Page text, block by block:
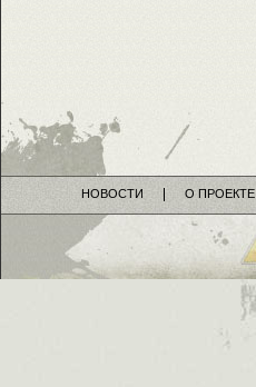
НОВОСТИ О ПРОЕКТЕ